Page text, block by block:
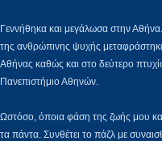
Γεννήθηκα και μεγάλωσα στην
της ανθρώπινης ψυχής
Αθήνας καθώς και στο δεύτερο
Πανεπιστήμιο Αθηνών.
Ωστόσο, όποια φάση της ζωής μου
τα πάντα. Συνθέτει το πάζλ με